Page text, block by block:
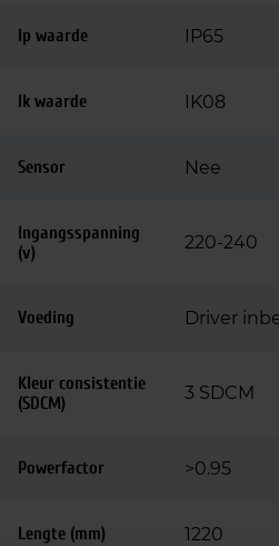
Ip waarde IP65
Ik waarde IK08
Sensor Nee
Ingangsspanning
(v)
220-240
Voeding Driver
Kleur consistentie
(SDCM)
3 SDCM
Powerfactor >0.95
Lengte (mm) 1220